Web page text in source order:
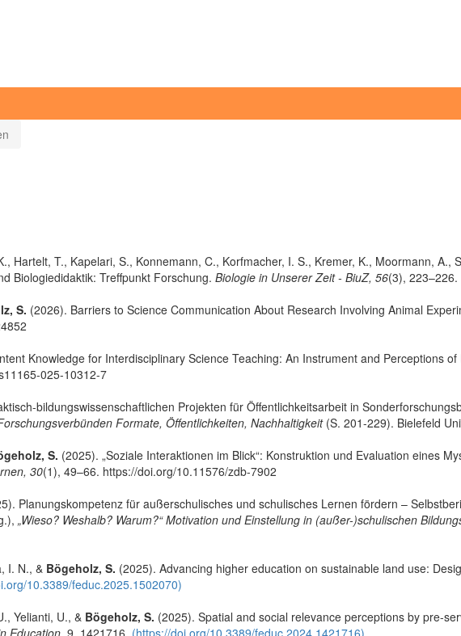
Hartelt, T., Kapelari, S., Konnemann, C., Korfmacher, I. S., Kremer, K., Moormann, A.,
Biologiedidaktik: Treffpunkt Forschung. Biologie in Unserer Zeit - BiuZ, 56(3),
S. (2026). Barriers to Science Communication About Research Involving Animal
Knowledge for Interdisciplinary Science Teaching: An Instrument and Perceptions
025-10312-7
bildungswissenschaftlichen Projekten für Öffentlichkeitsarbeit in
Formate, Öffentlichkeiten, Nachhaltigkeit (S. 201-229). Bielefeld
S. (2025). „Soziale Interaktionen im Blick“: Konstruktion und Evaluation eines
30(1), 49–66. https://doi.org/10.11576/zdb-7902
Planungskompetenz für außerschulisches und schulisches Lernen fördern –
„Wieso? Weshalb? Warum?“ Motivation und Einstellung in (außer-)schulischen
I. N., & Bögeholz, S. (2025). Advancing higher education on sustainable land use:
10.3389/feduc.2025.1502070)
Yelianti, U., & Bögeholz, S. (2025). Spatial and social relevance perceptions by pre-